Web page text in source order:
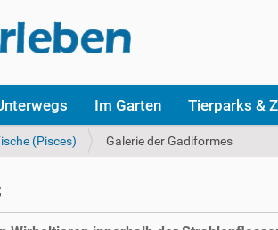
Im Garten Tierparks &
(Pisces) Galerie der Gadiformes